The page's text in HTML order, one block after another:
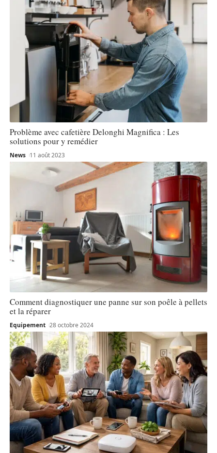
Problème avec cafetière Delonghi Magnifica : Les
solutions pour y remédier
News 11 août 2023
Comment diagnostiquer une panne sur son poêle à pellets
et la réparer
Equipement 28 octobre 2024